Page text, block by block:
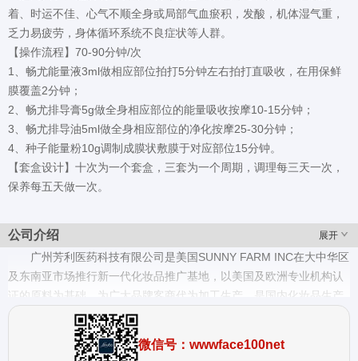
着、时运不佳、心气不顺全身或局部气血瘀积，发酸，机体湿气重，
乏力易疲劳，身体循环系统不良症状等人群。
【操作流程】70-90分钟/次
1、畅尤能量液3ml做相应部位拍打5分钟左右拍打直吸收，在用保鲜
膜覆盖2分钟；
2、畅尤排导膏5g做全身相应部位的能量吸收按摩10-15分钟；
3、畅尤排导油5ml做全身相应部位的净化按摩25-30分钟；
4、种子能量粉10g调制成膜状敷膜于对应部位15分钟。
【套盒设计】十次为一个套盒，三套为一个周期，调理每三天一次，
保养每五天做一次。
展开
公司介绍
广州芳利医药科技有限公司是美国SUNNY FARM INC在大中华区
及东南亚市场推行新一代化妆品推广基地，以美国及欧洲专业机构认
证的原料为基础、为广大品牌客商代为加工生产。是国内化妆品生产
加工行业的高端企业，在专业级的美容品及化妆品加工方面享有很高
地美誉度。 芳利公司总资产3千多万，拥有20多个商标，独立生产、
加工车间一栋、办公大楼一栋、宿舍楼一栋，目前拥有欧盟有机认
微信号：wwwface100net